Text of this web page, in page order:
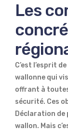
Les
C’est l’esprit
wallonne qui
offrant à
sécurité. Ces
Déclaration de
wallon. Mais